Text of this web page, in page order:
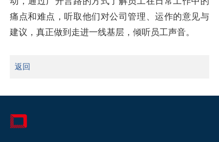
痛点和难点，听取他们对公司管理、运作的意见与
建议，真正做到走进一线基层，倾听员工声音。
返回